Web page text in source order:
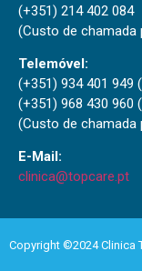
(+351) 214 402 084
(Custo de chamada
Telemóvel:
(+351) 934 401 949
(+351) 968 430 960
(Custo de chamada
E-Mail:
clinica@topcare.pt
Copyright ©2024 Clinica